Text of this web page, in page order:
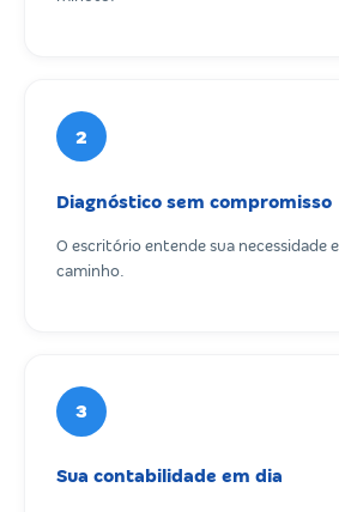
2
Diagnóstico sem compromisso
O escritório entende sua necessidade
caminho.
3
Sua contabilidade em dia